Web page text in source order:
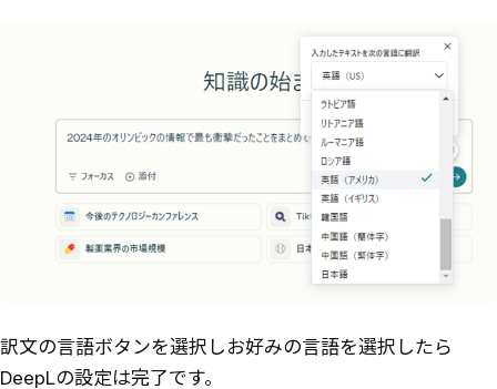
訳文の言語ボタンを選択しお好みの言語を選択したら
DeepLの設定は完了です。